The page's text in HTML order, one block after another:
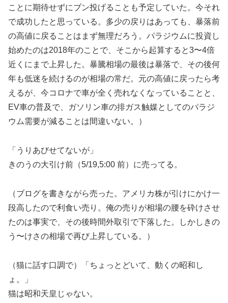
ことに期待せずにブン投げることも予定していた。今それ
で成功したと思っている。多少の戻りはあっても、暴落前
の高値に戻ることはまず無理だろう。パラジウムに投資し
始めたのは2018年のことで、そこから起算すると3〜4倍
近くにまで上昇した。暴騰相場の最後は暴落で、その後何
年も低迷を続けるのが相場の常だ。元の高値に戻ったら考
えるが、今コロナで車が全く売れなくなっていることと、
EV車の普及で、ガソリン車の排ガス触媒としてのパラジ
ウム需要が減ることは間違いない。）
「うりあびせてないが」
きのうの大引け前（5/19,5:00 前）に売ってる。
（ブログを書きながら売った。アメリカ株が引けにかけ一
段高したので利食い売り。俺の売りが相場の腰を砕けさせ
たのは事実で、その後時間外取引で下落した。しかしきの
う〜けさの相場で再び上昇している。）
（猫に話す口調で）「ちょっとどいて、動くの昭和し
ょ。」
猫は昭和天皇じゃない。